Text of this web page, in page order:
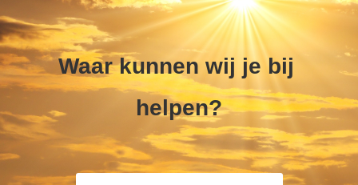
Waar kunnen wij je bij
helpen?